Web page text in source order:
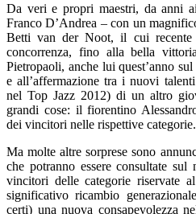
Da veri e propri maestri, da anni
Franco D’Andrea – con un
Betti van der Noot, il cui recente
concorrenza, fino alla bella
Pietropaoli, anche lui quest’anno
e all’affermazione tra i nuovi
nel Top Jazz 2012) di un altro
grandi cose: il fiorentino
dei vincitori nelle rispettive categorie.
Ma molte altre sorprese sono
che potranno essere consultate sul
vincitori delle categorie riservate
significativo ricambio
certi) una nuova consapevolezza